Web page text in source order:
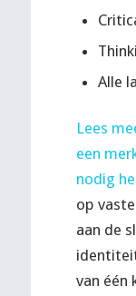
Alle
Lees
een
nodig
op
aan de
van één